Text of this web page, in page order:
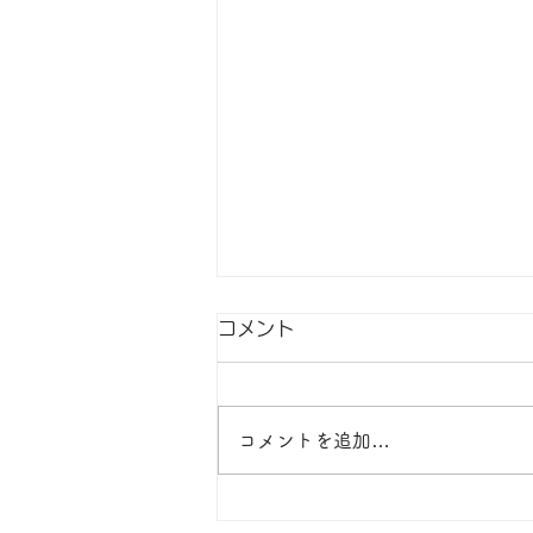
Summer Break 夏季休校の
お知らせ
(水)～8月8日(土)は夏休みの為、
休校となります。
コメント
コメントを追加…